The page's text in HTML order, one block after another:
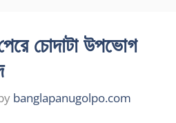
চোদাটা উপভোগ
banglapanugolpo.com